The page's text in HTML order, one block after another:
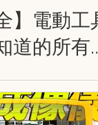
】電動工
道的所有